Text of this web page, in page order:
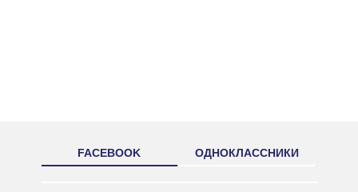
FACEBOOK ОДНОКЛАССНИКИ